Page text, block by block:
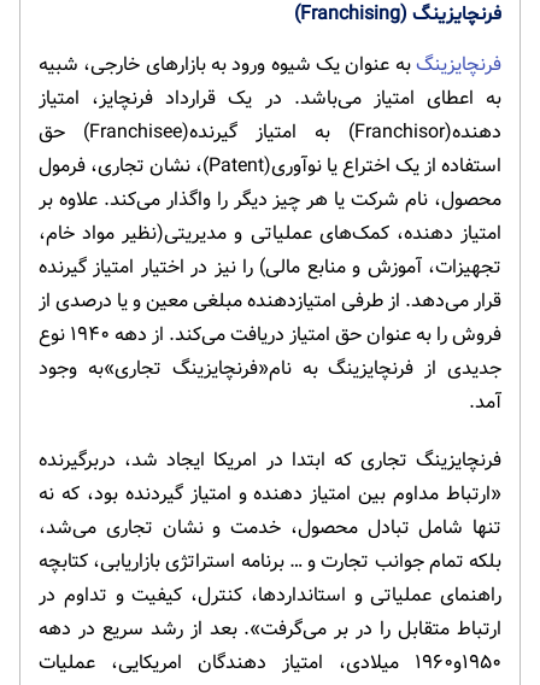
فرنچایزینگ (Franchising)
فرنچایزینگبه عنوان یک شیوه ورود به بازارهای خارجی، شبیه
به اعطای امتیاز می‌باشد. در یک قرارداد فرنچایز، امتیاز
دهنده(Franchisor) به امتیاز گیرنده(Franchisee) حق
استفاده از یک اختراع یا نوآوری(Patent)، نشان تجاری، فرمول
محصول، نام شرکت یا هر چیز دیگر را واگذار می‌کند. علاوه بر
امتیاز دهنده، کمک‌های عملیاتی و مدیریتی(نظیر مواد خام،
تجهیزات، آموزش و منابع مالی) را نیز در اختیار امتیاز گیرنده
قرار می‌دهد. از طرفی امتیازدهنده مبلغی معین و یا درصدی از
فروش را به عنوان حق امتیاز دریافت می‌کند. از دهه ۱۹۴۰ نوع
جدیدی از فرنچایزینگ به نام«فرنچایزینگ تجاری»به وجود
آمد.
فرنچایزینگ تجاری که ابتدا در امریکا ایجاد شد، دربرگیرنده
«ارتباط مداوم بین امتیاز دهنده و امتیاز گیردنده بود، که نه
تنها شامل تبادل محصول، خدمت و نشان تجاری می‌شد،
بلکه تمام جوانب تجارت و … برنامه استراتژی بازاریابی، کتابچه
راهنمای عملیاتی و استانداردها، کنترل، کیفیت و تداوم در
ارتباط متقابل را در بر می‌گرفت». بعد از رشد سریع در دهه
۱۹۵۰و۱۹۶۰ میلادی، امتیاز دهندگان امریکایی، عملیات